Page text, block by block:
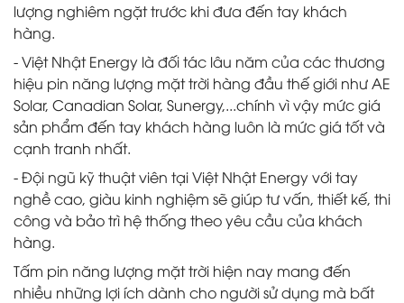
lượng nghiêm ngặt trước khi đưa đến tay khách
hàng.
- Việt Nhật Energy là đối tác lâu năm của các thương
hiệu pin năng lượng mặt trời hàng đầu thế giới như AE
Solar, Canadian Solar, Sunergy,...chính vì vậy mức giá
sản phẩm đến tay khách hàng luôn là mức giá tốt và
cạnh tranh nhất.
- Đội ngũ kỹ thuật viên tại Việt Nhật Energy với tay
nghề cao, giàu kinh nghiệm sẽ giúp tư vấn, thiết kế, thi
công và bảo trì hệ thống theo yêu cầu của khách
hàng.
Tấm pin năng lượng mặt trời hiện nay mang đến
nhiều những lợi ích dành cho người sử dụng mà bất